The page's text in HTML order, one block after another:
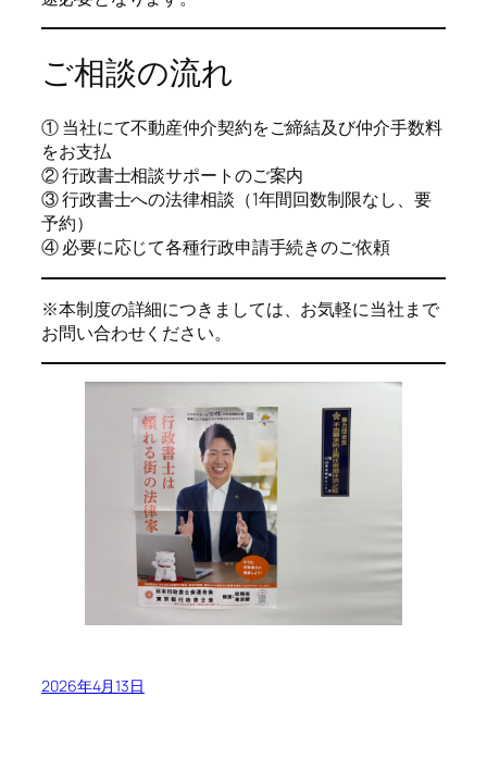
ご相談の流れ
① 当社にて不動産仲介契約をご締結及び仲介手数料
をお支払
② 行政書士相談サポートのご案内
③ 行政書士への法律相談（1年間回数制限なし、要
予約）
④ 必要に応じて各種行政申請手続きのご依頼
※本制度の詳細につきましては、お気軽に当社まで
お問い合わせください。
2026年4月13日